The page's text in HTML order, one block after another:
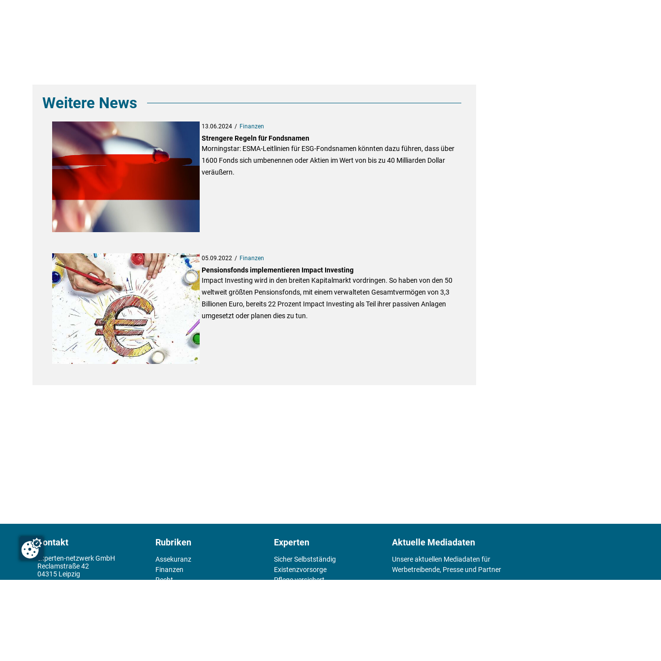
Weitere News
13.06.2024 Finanzen
Strengere Regeln für Fondsnamen
Morningstar: ESMA-Leitlinien für ESG-Fondsnamen könnten dazu führen, dass über
1600 Fonds sich umbenennen oder Aktien im Wert von bis zu 40 Milliarden Dollar
veräußern.
05.09.2022 Finanzen
Pensionsfonds implementieren Impact Investing
Impact Investing wird in den breiten Kapitalmarkt vordringen. So haben von den 50
weltweit größten Pensionsfonds, mit einem verwalteten Gesamtvermögen von 3,3
Billionen Euro, bereits 22 Prozent Impact Investing als Teil ihrer passiven Anlagen
umgesetzt oder planen dies zu tun.
Kontakt
experten-netzwerk GmbH
Reclamstraße 42
04315 Leipzig
Rubriken
Assekuranz
Finanzen
Recht
Experten
Sicher Selbstständig
Existenz­vorsorge
Pflege versichert
Aktuelle Mediadaten
Unsere aktuellen Mediadaten für
Werbetreibende, Presse und Partner